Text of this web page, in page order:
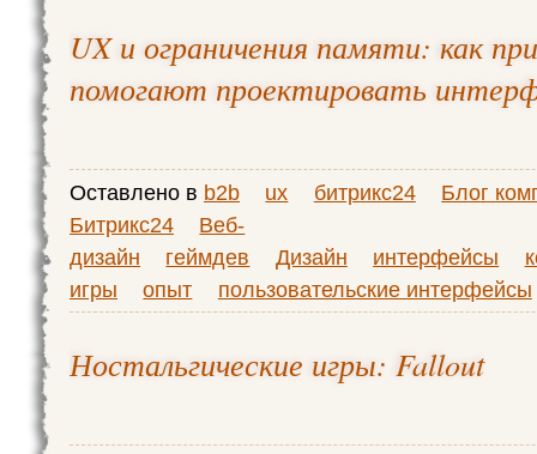
UX и ограничения памяти: как
помогают проектировать
Оставлено в b2b ux битрикс24
Блог
Битрикс24
Веб-
дизайн
геймдев Дизайн интерфейсы
игры
опыт пользовательские интерфейсы
Ностальгические игры: Fallout